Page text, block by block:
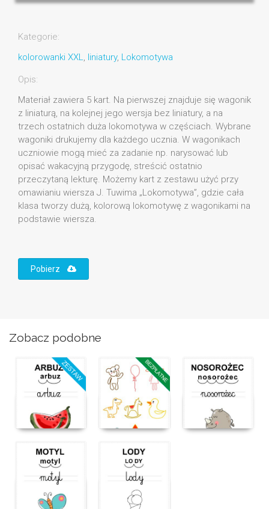
Kategorie:
kolorowanki XXL, liniatury, Lokomotywa
Opis:
Materiał zawiera 5 kart. Na pierwszej znajduje się wagonik
z liniaturą, na kolejnej jego wersja bez liniatury, a na
trzech ostatnich duża lokomotywa w częściach. Wybrane
wagoniki drukujemy dla każdego ucznia. W wagonikach
uczniowie mogą mieć za zadanie np. narysować lub
opisać wakacyjną przygodę, streścić ostatnio
przeczytaną lekturę. Możemy kart z zestawu użyć przy
omawianiu wiersza J. Tuwima „Lokomotywa”, gdzie cała
klasa tworzy dużą, kolorową lokomotywę z wagonikami na
podstawie wiersza.
Pobierz
Zobacz podobne